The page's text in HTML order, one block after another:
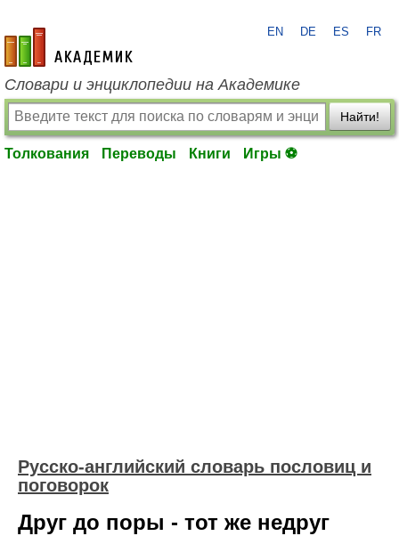
academic.ru
EN DE ES FR
Словари и энциклопедии на Академике
Найти!
Толкования Переводы Книги Игры ⚽
Русско-английский словарь пословиц и
поговорок
Друг до поры - тот же недруг